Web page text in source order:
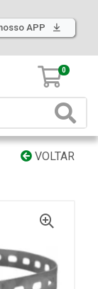
APP
0
VOLTAR